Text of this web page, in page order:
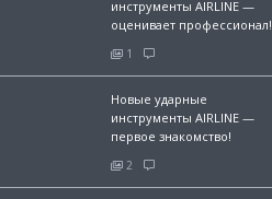
инструменты AIRLINE —
оценивает профессионал!
1
Новые ударные
инструменты AIRLINE —
первое знакомство!
2